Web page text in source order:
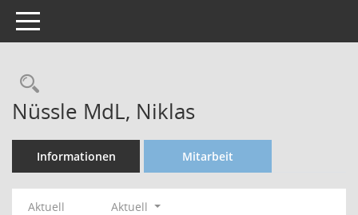
Toggle navigation
Rechercheauswahl
Nüssle MdL, Niklas
Informationen Mitarbeit
Aktuell
Aktuell